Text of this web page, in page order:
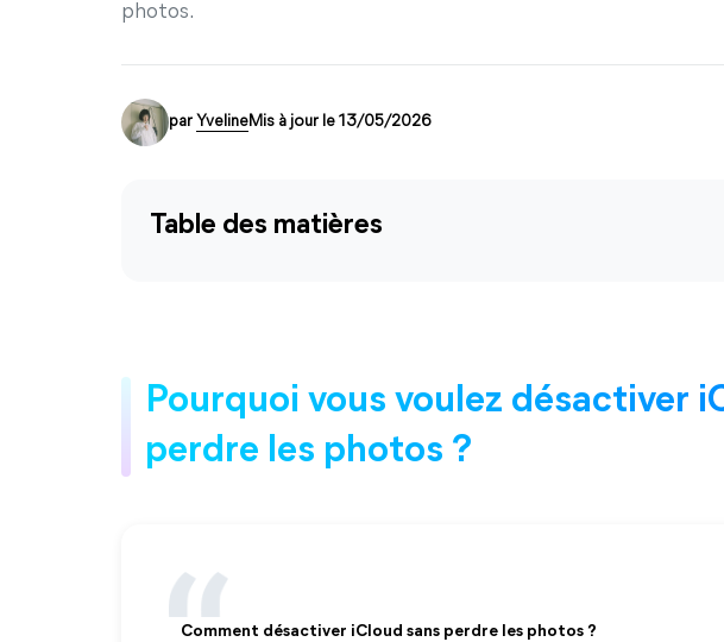
photos.
par YvelineMis à jour le 13/05/2026
Table des matières
Pourquoi vous voulez désactiver
perdre les photos ?
Comment désactiver iCloud sans perdre les photos ?